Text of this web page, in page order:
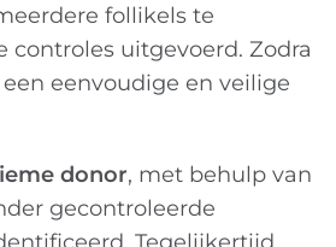
follikels te
uitgevoerd. Zodra
eenvoudige en veilige
donor, met behulp van
gecontroleerde